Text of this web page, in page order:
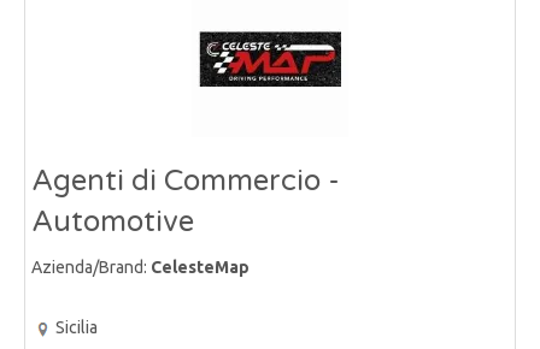
Agenti di Commercio -
Automotive
Azienda/Brand: CelesteMap
Sicilia